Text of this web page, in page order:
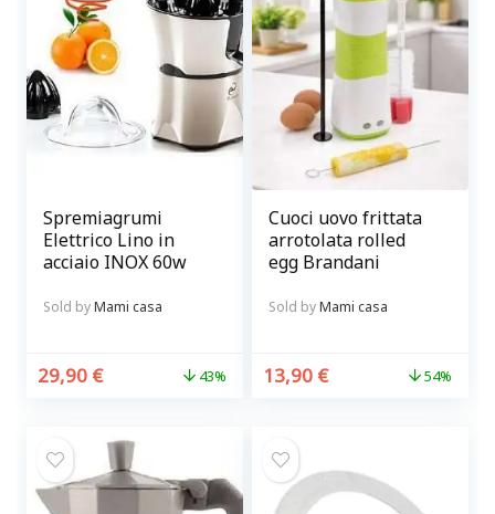
Spremiagrumi
Elettrico Lino in
acciaio INOX 60w
Sold byMami casa
29,90 € 43%
Cuoci uovo frittata
arrotolata rolled
egg Brandani
Sold byMami casa
13,90 € 54%